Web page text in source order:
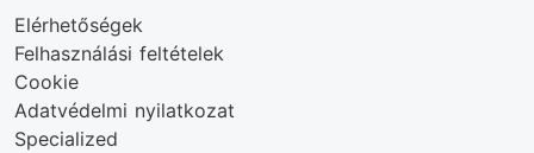
Elérhetőségek
Felhasználási feltételek
Cookie
Adatvédelmi nyilatkozat
Specialized